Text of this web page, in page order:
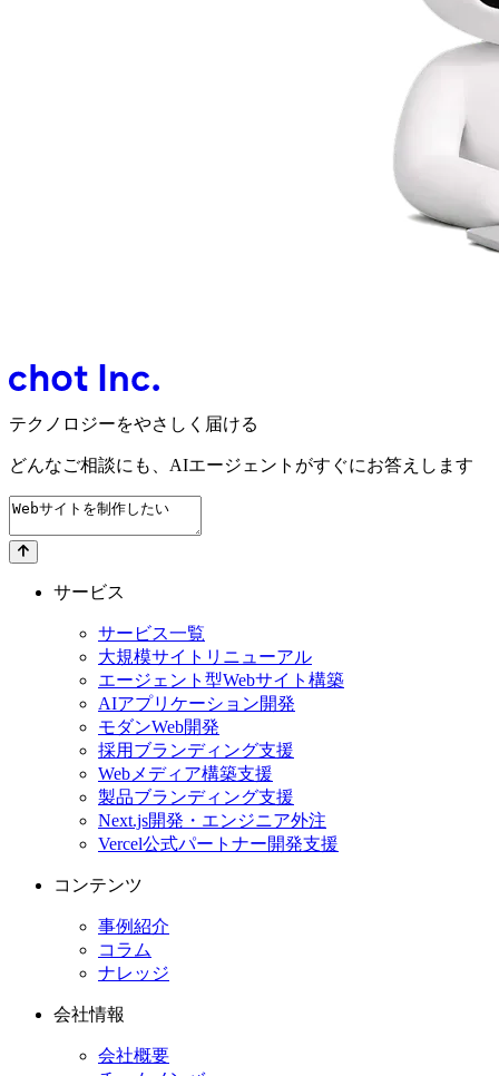
テクノロジーをやさしく届ける
どんなご相談にも、 AIエージェントがすぐにお答えします
サービス
サービス一覧
大規模サイトリニューアル
エージェント型Webサイト構築
AIアプリケーション開発
モダンWeb開発
採用ブランディング支援
Webメディア構築支援
製品ブランディング支援
Next.js開発・エンジニア外注
Vercel公式パートナー開発支援
コンテンツ
事例紹介
コラム
ナレッジ
会社情報
会社概要